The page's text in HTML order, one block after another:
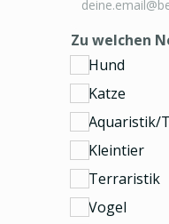
Zu welchen
Hund
Katze
Aquaristik/
Kleintier
Terraristik
Vogel